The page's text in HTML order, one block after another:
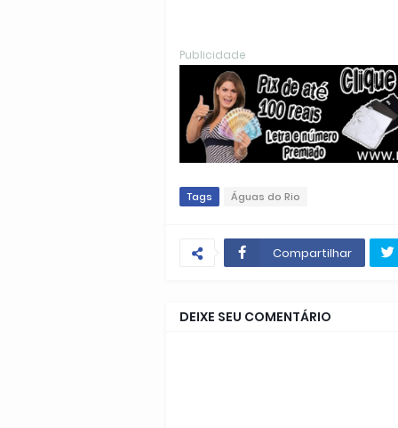
Publicidade
Tags Águas do Rio
Compartilhar
DEIXE SEU COMENTÁRIO